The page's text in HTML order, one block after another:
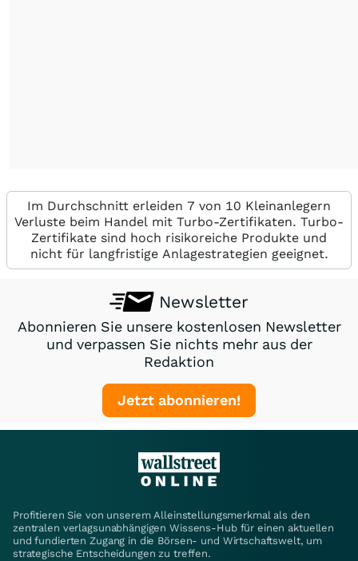
Im Durchschnitt erleiden 7 von 10 Kleinanlegern
Verluste beim Handel mit Turbo-Zertifikaten. Turbo-
Zertifikate sind hoch risikoreiche Produkte und
nicht für langfristige Anlagestrategien geeignet.
Newsletter
Abonnieren Sie unsere kostenlosen Newsletter
und verpassen Sie nichts mehr aus der
Redaktion
Jetzt abonnieren!
Profitieren Sie von unserem Alleinstellungsmerkmal als den
zentralen verlagsunabhängigen Wissens-Hub für einen aktuellen
und fundierten Zugang in die Börsen- und Wirtschaftswelt, um
strategische Entscheidungen zu treffen.